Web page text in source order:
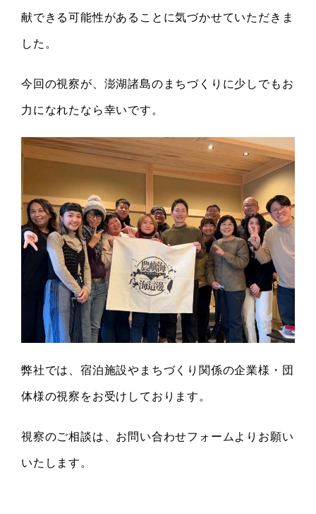
献できる可能性があることに気づかせていただきま
した。
今回の視察が、澎湖諸島のまちづくりに少しでもお
力になれたなら幸いです。
弊社では、宿泊施設やまちづくり関係の企業様・団
体様の視察をお受けしております。
視察のご相談は、お問い合わせフォーム よりお願い
いたします。